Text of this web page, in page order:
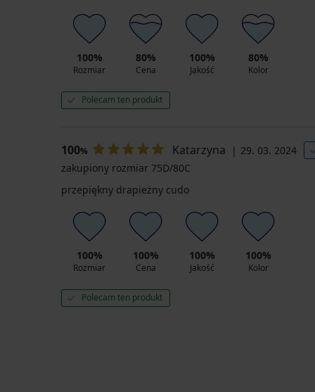
100%
Rozmiar
80%
Cena
100%
Jakość
80%
Kolor
Polecam ten produkt
100% Katarzyna 29. 03. 2024
zakupiony rozmiar 75D/80C
przepiękny drapieżny cudo
100%
Rozmiar
100%
Cena
100%
Jakość
100%
Kolor
Polecam ten produkt